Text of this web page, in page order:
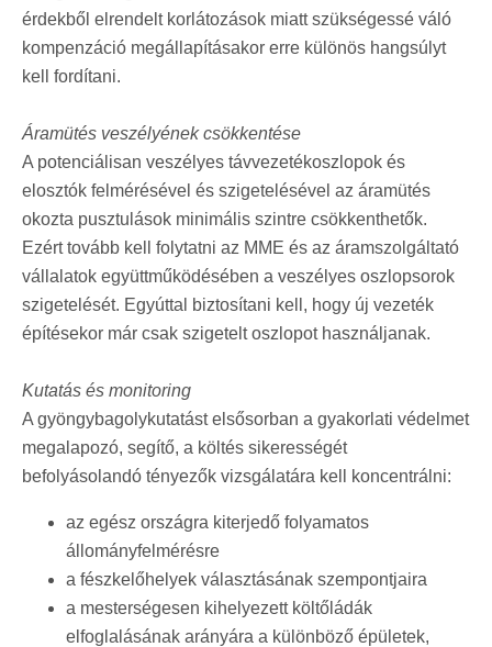
érdekből elrendelt korlátozások miatt szükségessé váló
kompenzáció megállapításakor erre különös hangsúlyt
kell fordítani.
Áramütés veszélyének csökkentése
A potenciálisan veszélyes távvezetékoszlopok és
elosztók felmérésével és szigetelésével az áramütés
okozta pusztulások minimális szintre csökkenthetők.
Ezért tovább kell folytatni az MME és az áramszolgáltató
vállalatok együttműködésében a veszélyes oszlopsorok
szigetelését. Egyúttal biztosítani kell, hogy új vezeték
építésekor már csak szigetelt oszlopot használjanak.
Kutatás és monitoring
A gyöngybagolykutatást elsősorban a gyakorlati védelmet
megalapozó, segítő, a költés sikerességét
befolyásolandó tényezők vizsgálatára kell koncentrálni:
az egész országra kiterjedő folyamatos
állományfelmérésre
a fészkelőhelyek választásának szempontjaira
a mesterségesen kihelyezett költőládák
elfoglalásának arányára a különböző épületek,